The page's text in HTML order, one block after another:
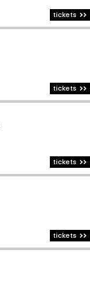
tickets
tickets
tickets
tickets